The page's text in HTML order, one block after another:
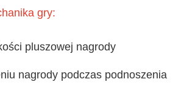
gry:
pluszowej nagrody
nagrody podczas podnoszenia